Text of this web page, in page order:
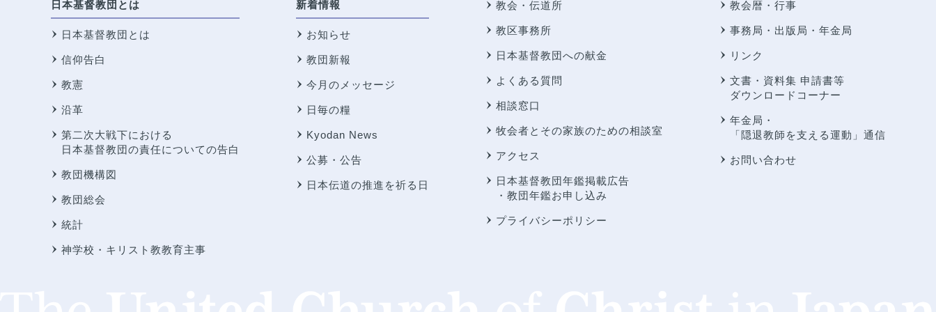
日本基督教団とは
日本基督教団とは
信仰告白
教憲
沿革
第二次大戦下における
日本基督教団の責任についての告白
教団機構図
教団総会
統計
神学校・キリスト教教育主事
新着情報
お知らせ
教団新報
今月のメッセージ
日毎の糧
Kyodan News
公募・公告
日本伝道の推進を祈る日
教会・伝道所
教区事務所
日本基督教団への献金
よくある質問
相談窓口
牧会者とその家族のための相談室
アクセス
日本基督教団年鑑掲載広告
・教団年鑑お申し込み
プライバシーポリシー
教会暦・行事
事務局・出版局・年金局
リンク
文書・資料集 申請書等
ダウンロードコーナー
年金局・
「隠退教師を支える運動」通信
お問い合わせ